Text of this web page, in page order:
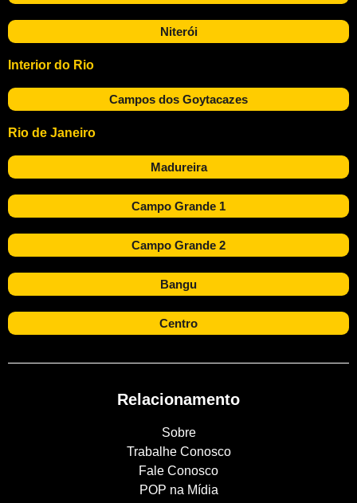
Niterói
Interior do Rio
Campos dos Goytacazes
Rio de Janeiro
Madureira
Campo Grande 1
Campo Grande 2
Bangu
Centro
Relacionamento
Sobre
Trabalhe Conosco
Fale Conosco
POP na Mídia